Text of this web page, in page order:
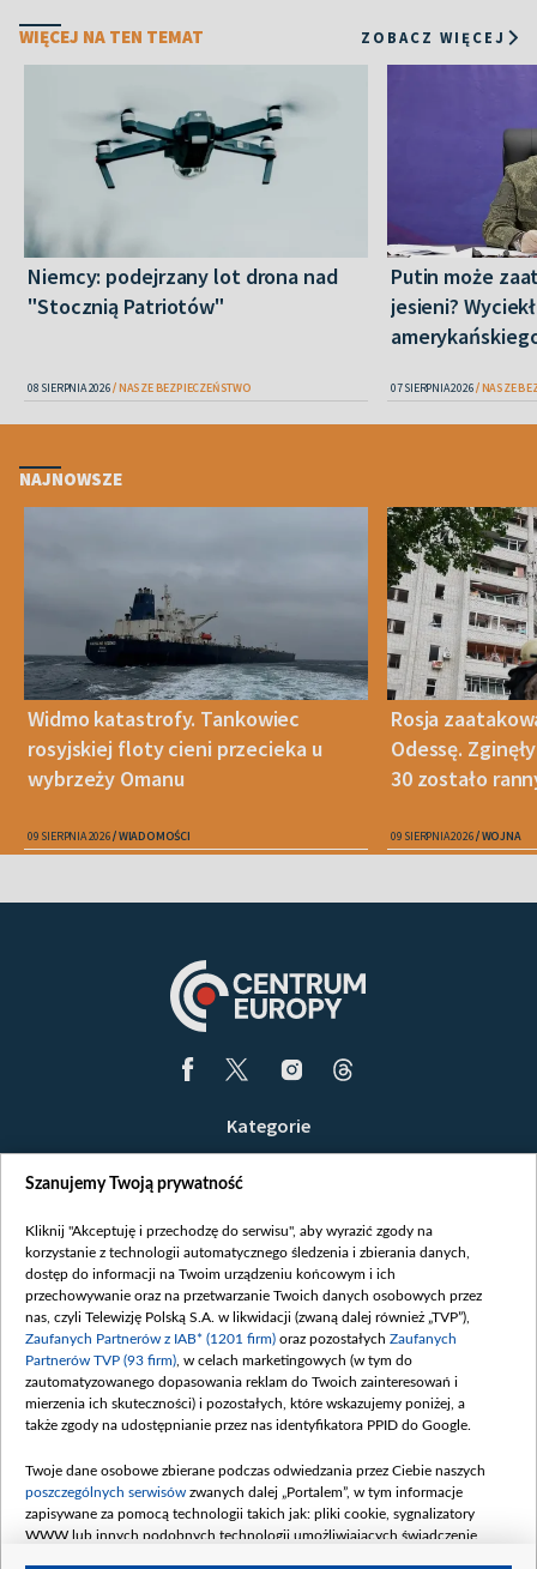
WIĘCEJ NA TEN TEMAT ZOBACZ WIĘCEJ
Niemcy: podejrzany lot drona nad
"Stocznią Patriotów"
08 SIERPNIA 2026 NASZE BEZPIECZEŃSTWO
Putin może
jesieni?
07 SIERPNIA 2026 NASZE
NAJNOWSZE
Widmo katastrofy. Tankowiec
rosyjskiej floty cieni przecieka u
wybrzeży Omanu
09 SIERPNIA 2026 WIADOMOŚCI
Rosja
Odessę.
30 zostało
09 SIERPNIA 2026 WOJNA
Kategorie
Opinie
Białoruś / Polska
Czytelnia
Centrum Europy
O nas
Kontakt
Informacje o nadawcy
Serwisy partnerskie
belsat.eu
slava.tv
Szanujemy Twoją prywatność
Kliknij "Akceptuję i przechodzę do serwisu", aby wyrazić zgody na
korzystanie z technologii automatycznego śledzenia i zbierania danych,
dostęp do informacji na Twoim urządzeniu końcowym i ich
przechowywanie oraz na przetwarzanie Twoich danych osobowych przez
nas, czyli Telewizję Polską S.A. w likwidacji (zwaną dalej również „TVP”),
Zaufanych Partnerów z IAB* (1201 firm) oraz pozostałych Zaufanych
Partnerów TVP (93 firm) , w celach marketingowych (w tym do
zautomatyzowanego dopasowania reklam do Twoich zainteresowań i
mierzenia ich skuteczności) i pozostałych, które wskazujemy poniżej, a
także zgody na udostępnianie przez nas identyfikatora PPID do Google.
Twoje dane osobowe zbierane podczas odwiedzania przez Ciebie naszych
poszczególnych serwisów zwanych dalej „Portalem”, w tym informacje
zapisywane za pomocą technologii takich jak: pliki cookie, sygnalizatory
WWW lub innych podobnych technologii umożliwiających świadczenie